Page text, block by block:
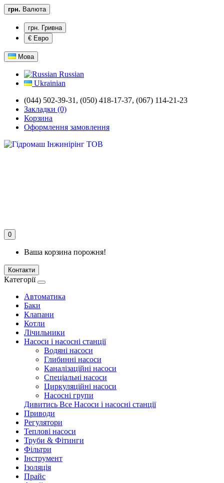
грн. Валюта
грн. Гривна
€ Евро
Мова
Russian
Ukrainian
(044) 502-39-31, (050) 418-17-37, (067) 114-21-23
Закладки (0)
Корзина
Оформлення замовлення
0
Ваша корзина порожня!
Контакти
Категорії
Автоматика
Баки
Клапани
Котли
Лічильники
Насоси і насосні станції
Водяні насоси
Глибинні насоси
Каналізаційні насоси
Спеціальні насоси
Циркуляційні насоси
Насосні групи
Дивитись Все Насоси і насосні станції
Приводи
Регулятори
Теплові насоси
Труби & Фітинги
Фільтри
Інструмент
Ізоляція
Прайс